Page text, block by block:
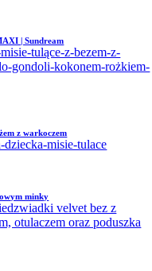
| Sundream
z warkoczem
minky